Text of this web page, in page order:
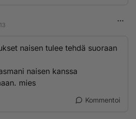
naisen tulee tehdä suoraan
naisen kanssa
mies
Kommentoi